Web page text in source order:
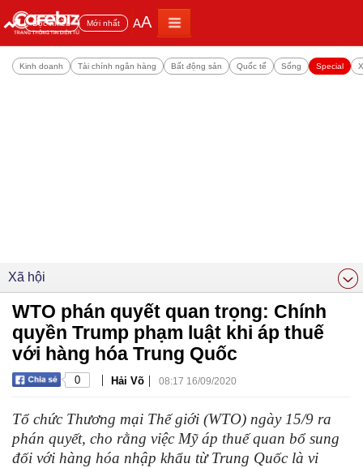
Đọc nhiều Mới nhất AA
Kinh doanh Tài chính ngân hàng Bất động sản Quốc tế Sống Special
Xã hội
WTO phán quyết quan trọng: Chính
quyền Trump phạm luật khi áp thuế
với hàng hóa Trung Quốc
0 | Hải Võ | 08:17 16/09/2020
Tổ chức Thương mại Thế giới (WTO) ngày 15/9 ra
phán quyết, cho rằng việc Mỹ áp thuế quan bổ sung
đối với hàng hóa nhập khẩu từ Trung Quốc là vi